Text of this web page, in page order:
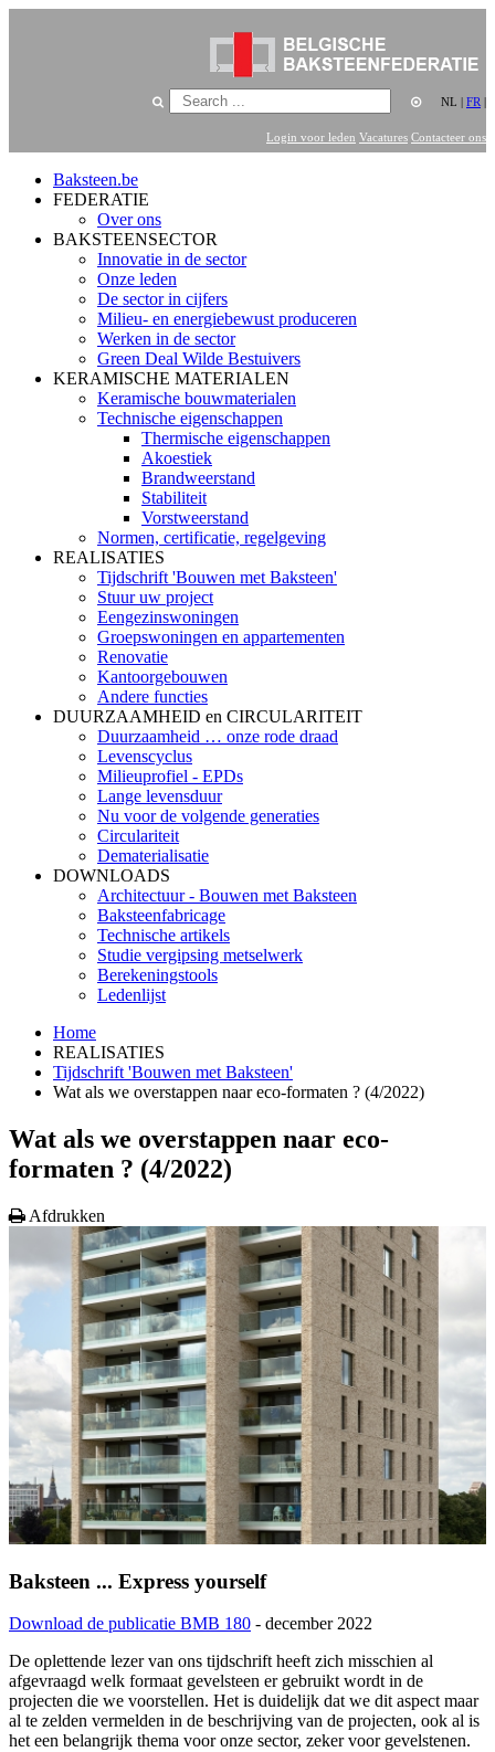
NL | FR |
Login voor leden Vacatures Contacteer ons
Baksteen.be
FEDERATIE
Over ons
BAKSTEENSECTOR
Innovatie in de sector
Onze leden
De sector in cijfers
Milieu- en energiebewust produceren
Werken in de sector
Green Deal Wilde Bestuivers
KERAMISCHE MATERIALEN
Keramische bouwmaterialen
Technische eigenschappen
Thermische eigenschappen
Akoestiek
Brandweerstand
Stabiliteit
Vorstweerstand
Normen, certificatie, regelgeving
REALISATIES
Tijdschrift 'Bouwen met Baksteen'
Stuur uw project
Eengezinswoningen
Groepswoningen en appartementen
Renovatie
Kantoorgebouwen
Andere functies
DUURZAAMHEID en CIRCULARITEIT
Duurzaamheid … onze rode draad
Levenscyclus
Milieuprofiel - EPDs
Lange levensduur
Nu voor de volgende generaties
Circulariteit
Dematerialisatie
DOWNLOADS
Architectuur - Bouwen met Baksteen
Baksteenfabricage
Technische artikels
Studie vergipsing metselwerk
Berekeningstools
Ledenlijst
Home
REALISATIES
Tijdschrift 'Bouwen met Baksteen'
Wat als we overstappen naar eco-formaten ? (4/2022)
Wat als we overstappen naar eco-
formaten ? (4/2022)
Afdrukken
Baksteen ... Express yourself
Download de publicatie BMB 180 - december 2022
De oplettende lezer van ons tijdschrift heeft zich misschien al
afgevraagd welk formaat gevelsteen er gebruikt wordt in de
projecten die we voorstellen. Het is duidelijk dat we dit aspect maar
al te zelden vermelden in de beschrijving van de projecten, ook al is
het een belangrijk thema voor onze sector, zeker voor gevelstenen.